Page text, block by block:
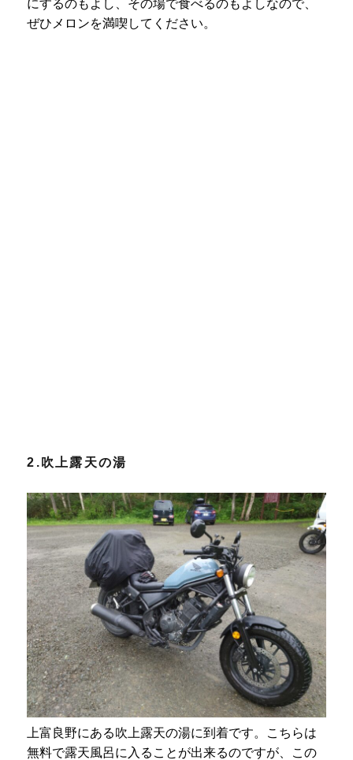
にするのもよし、その場で食べるのもよしなので、
ぜひメロンを満喫してください。
2.吹上露天の湯
上富良野にある吹上露天の湯に到着です。こちらは
無料で露天風呂に入ることが出来るのですが、この